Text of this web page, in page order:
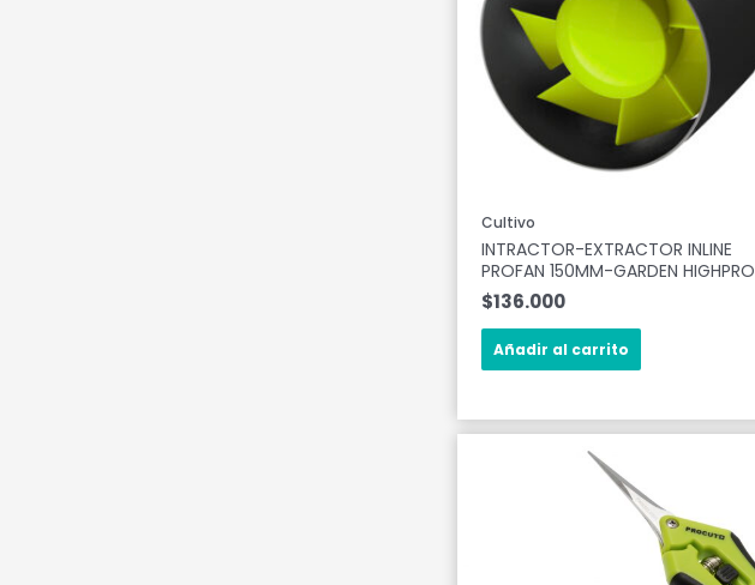
Cultivo
INTRACTOR-EXTRACTOR INLINE
PROFAN 150MM-GARDEN HIGHPRO
$136.000
Añadir al carrito